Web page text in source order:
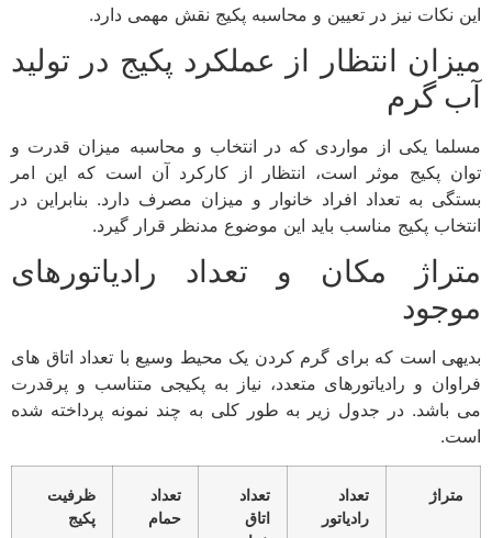
این نکات نیز در تعیین و محاسبه پکیج نقش مهمی دارد.
میزان انتظار از عملکرد پکیج در تولید
آب گرم
مسلما یکی از مواردی که در انتخاب و محاسبه میزان قدرت و
توان پکیج موثر است، انتظار از کارکرد آن است که این امر
بستگی به تعداد افراد خانوار و میزان مصرف دارد. بنابراین در
انتخاب پکیج مناسب باید این موضوع مدنظر قرار گیرد.
متراژ مکان و تعداد رادیاتورهای
موجود
بدیهی است که برای گرم کردن یک محیط وسیع با تعداد اتاق های
فراوان و رادیاتورهای متعدد، نیاز به پکیجی متناسب و پرقدرت
می باشد. در جدول زیر به طور کلی به چند نمونه پرداخته شده
است.
متراژ
تعداد
رادیاتور
تعداد
اتاق
تعداد
حمام
ظرفیت
پکیج